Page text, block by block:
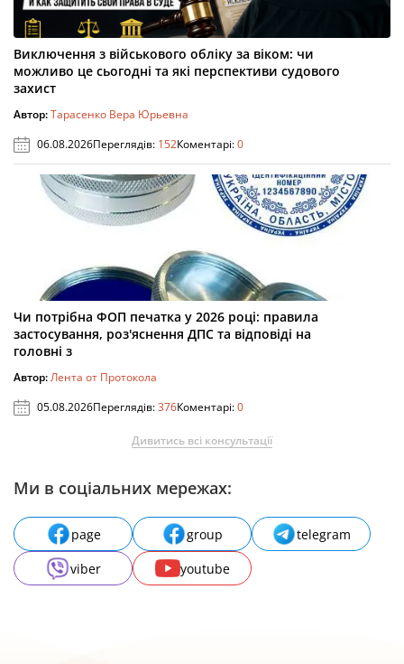
Виключення з військового обліку за віком: чи
можливо це сьогодні та які перспективи судового
захист
Автор:Тарасенко Вера Юрьевна
06.08.2026Переглядів: 152Коментарі:0
Чи потрібна ФОП печатка у 2026 році: правила
застосування, роз'яснення ДПС та відповіді на
головні з
Автор:Лента от Протокола
05.08.2026Переглядів:376Коментарі:0
Дивитись всі консультації
Ми в соціальних мережах:
page group
telegram
viber
youtube